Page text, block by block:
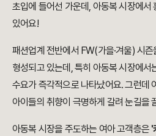
초입에 들어선 가운데, 아동복 시장에서
있어요!
패션업계 전반에서 FW(가을·겨울) 시
형성되고 있는데, 특히 아동복 시장에서
수요가 즉각적으로 나타났어요. 그런데
아이들의 취향이 극명하게 갈려 눈길을
아동복 시장을 주도하는 여아 고객층은 '